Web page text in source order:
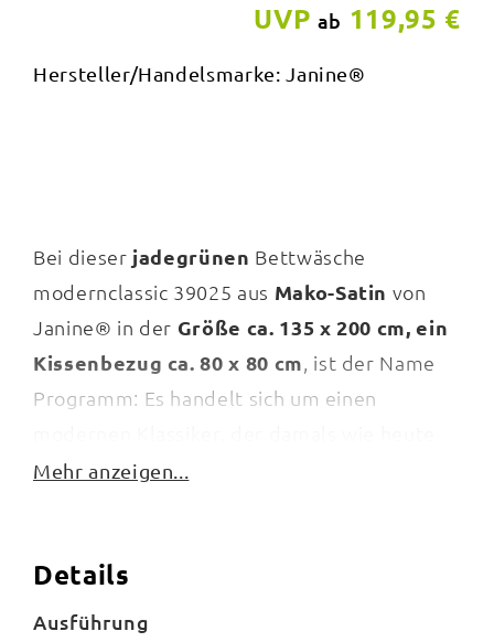
UVP ab 119,95 €
Hersteller/Handelsmarke: Janine®
Bei dieser jadegrünen Bettwäsche
modernclassic 39025 aus Mako-Satin von
Janine® in der Größe ca. 135 x 200 cm, ein
Kissenbezug ca. 80 x 80 cm, ist der Name
Programm: Es handelt sich um einen
absolut angesagt ist und sich deswegen
kommen. Dies ist nicht zuletzt der cleveren
Wendeeigenschaft des Modells 39025 zu
Mehr anzeigen...
Details
Ausführung